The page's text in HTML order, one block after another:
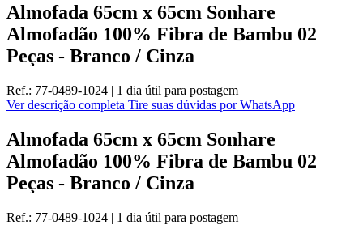
Almofada 65cm x 65cm Sonhare
Almofadão 100% Fibra de Bambu 02
Peças - Branco / Cinza
Ref.: 77-0489-1024 | 1 dia útil para postagem
Ver descrição completa Tire suas dúvidas por WhatsApp
Almofada 65cm x 65cm Sonhare
Almofadão 100% Fibra de Bambu 02
Peças - Branco / Cinza
Ref.: 77-0489-1024 | 1 dia útil para postagem